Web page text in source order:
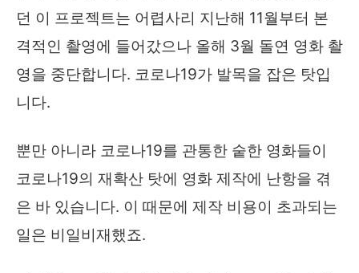
던 이 프로젝트는 어렵사리 지난해 11월부터 본
격적인 촬영에 들어갔으나 올해 3월 돌연 영화 촬
영을 중단합니다. 코로나19가 발목을 잡은 탓입
니다.
뿐만 아니라 코로나19를 관통한 숱한 영화들이
코로나19의 재확산 탓에 영화 제작에 난항을 겪
은 바 있습니다. 이 때문에 제작 비용이 초과되는
일은 비일비재했죠.